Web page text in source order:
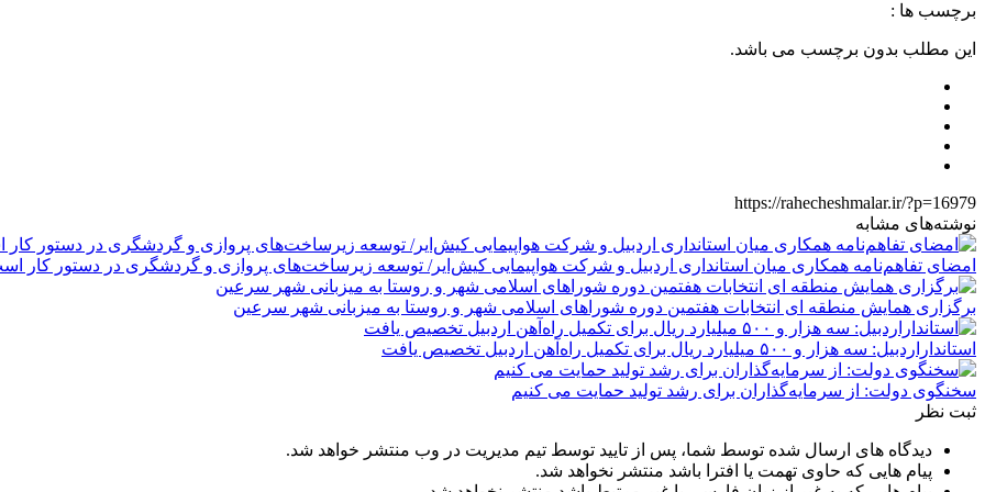
برچسب ها :
این مطلب بدون برچسب می باشد.
https://rahecheshmalar.ir/?p=16979
نوشته‌های مشابه
امضای تفاهم‌نامه همکاری میان استانداری اردبیل و شرکت هواپیمایی کیش‌ایر/ توسعه زیرساخت‌های پروازی و گردشگری در دستور کار
برگزاری همایش منطقه ای انتخابات هفتمین دوره شوراهای اسلامی شهر و روستا به میزبانی شهر سرعین
استانداراردبیل: سه هزار و ۵۰۰ میلیارد ریال برای تکمیل راه‌آهن اردبیل تخصیص یافت
سخنگوی دولت: از سرمایه‌گذاران برای رشد تولید حمایت می کنیم
ثبت نظر
دیدگاه های ارسال شده توسط شما، پس از تایید توسط تیم مدیریت در وب منتشر خواهد شد.
پیام هایی که حاوی تهمت یا افترا باشد منتشر نخواهد شد.